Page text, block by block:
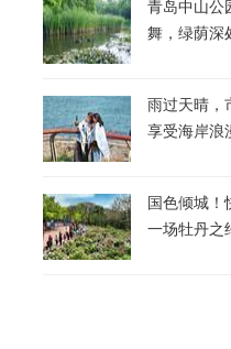
青岛中山公
舞，绿荫深
雨过天晴，
享受海岸浪
国色倾城！
一场牡丹之